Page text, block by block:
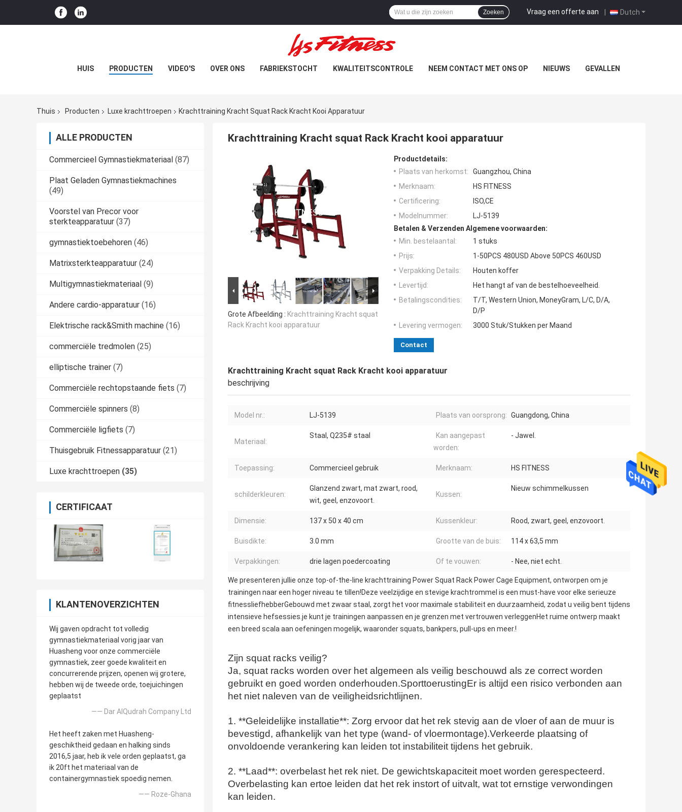
Dutch
Vraag een offerte aan |
Zoeken
HUIS PRODUCTEN VIDEO'S OVER ONS FABRIEKSTOCHT KWALITEITSCONTROLE NEEM CONTACT MET ONS OP NIEUWS GEVALLEN
Thuis Producten Luxe krachttroepen Krachttraining Kracht Squat Rack Kracht Kooi Apparatuur
ALLE PRODUCTEN
Commercieel Gymnastiekmateriaal (87)
Plaat Geladen Gymnastiekmachines
(49)
Voorstel van Precor voor
sterkteapparatuur (37)
gymnastiektoebehoren (46)
Matrixsterkteapparatuur (24)
Multigymnastiekmateriaal (9)
Andere cardio-apparatuur (16)
Elektrische rack&Smith machine (16)
commerciële tredmolen (25)
elliptische trainer (7)
Commerciële rechtopstaande fiets (7)
Commerciële spinners (8)
Commerciële ligfiets (7)
Thuisgebruik Fitnessapparatuur (21)
Luxe krachttroepen (35)
CERTIFICAAT
KLANTENOVERZICHTEN
Wij gaven opdracht tot volledig
gymnastiekmateriaal vorig jaar van
Huasheng voor onze commerciële
gymnastiek, zeer goede kwaliteit en
concurrerende prijzen, openen wij grotere,
hebben wij de tweede orde, toejuichingen
geplaatst
—— Dar AlQudrah Company Ltd
Het heeft zaken met Huasheng-
geschiktheid gedaan en halking sinds
2016,5 jaar, heb ik vele orden geplaatst, ga
ik 20ft het materiaal van de
containergymnastiek spoedig nemen.
—— Roze-Ghana
Krachttraining Kracht squat Rack Kracht kooi apparatuur
Grote Afbeelding : Krachttraining Kracht squat
Rack Kracht kooi apparatuur
Productdetails:
Plaats van herkomst:
Guangzhou, China
Merknaam:
HS FITNESS
Certificering:
ISO,CE
Modelnummer:
LJ-5139
Betalen & Verzenden Algemene voorwaarden:
Min. bestelaantal:
1 stuks
Prijs:
1-50PCS 480USD Above 50PCS 460USD
Verpakking Details:
Houten koffer
Levertijd:
Het hangt af van de bestelhoeveelheid.
Betalingscondities:
T/T, Western Union, MoneyGram, L/C, D/A,
D/P
Levering vermogen:
3000 Stuk/Stukken per Maand
Contact
Krachttraining Kracht squat Rack Kracht kooi apparatuur
beschrijving
Model nr.: LJ-5139 Plaats van oorsprong: Guangdong, China
Materiaal:
Staal, Q235# staal
Kan aangepast
worden:
- Jawel.
Toepassing: Commercieel gebruik Merknaam: HS FITNESS
schilderkleuren:
Glanzend zwart, mat zwart, rood,
wit, geel, enzovoort.
Kussen:
Nieuw schimmelkussen
Dimensie: 137 x 50 x 40 cm Kussenkleur: Rood, zwart, geel, enzovoort.
Buisdikte: 3.0 mm Grootte van de buis: 114 x 63,5 mm
Verpakkingen: drie lagen poedercoating Of te vouwen: - Nee, niet echt.
We presenteren jullie onze top-of-the-line krachttraining Power Squat Rack Power Cage Equipment, ontworpen om je
trainingen naar een hoger niveau te tillen!Deze veelzijdige en stevige krachtrommel is een must-have voor elke serieuze
fitnessliefhebberGebouwd met zwaar staal, zorgt het voor maximale stabiliteit en duurzaamheid, zodat u veilig bent tijdens
intensieve hefsessies.je kunt je trainingen aanpassen en je grenzen met vertrouwen verleggenHet ruime ontwerp maakt
een breed scala aan oefeningen mogelijk, waaronder squats, bankpers, pull-ups en meer.!
Zijn squat racks veilig?
Ja, squat racks worden over het algemeen als veilig beschouwd als ze correct worden
gebruikt en goed worden onderhouden.SporttoerustingEr is altijd een risico verbonden aan
het niet naleven van de veiligheidsrichtlijnen.
1. **Geleidelijke installatie**: Zorg ervoor dat het rek stevig aan de vloer of aan de muur is
bevestigd, afhankelijk van het type (wand- of vloermontage).Verkeerde plaatsing of
onvoldoende verankering kan leiden tot instabiliteit tijdens het gebruik.
2. **Laad**: overbelast het rek niet. De gewichtskapaciteit moet worden gerespecteerd.
Overbelasting kan ertoe leiden dat het rek instort of uitvalt, wat tot ernstige verwondingen
kan leiden.